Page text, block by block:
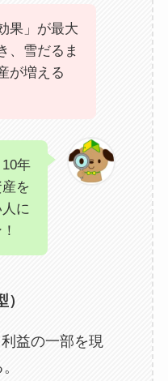
果」が最大
、雪だるま
が増える
年
を
に
益の一部を現